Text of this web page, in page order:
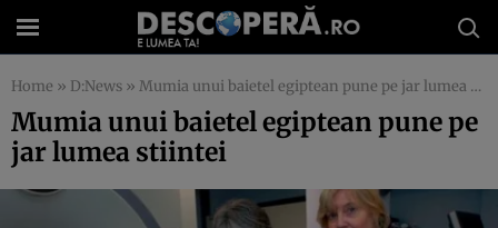
Home » D:News » Mumia unui baietel egiptean pune pe jar lumea stiintei
Mumia unui baietel egiptean pune pe
jar lumea stiintei